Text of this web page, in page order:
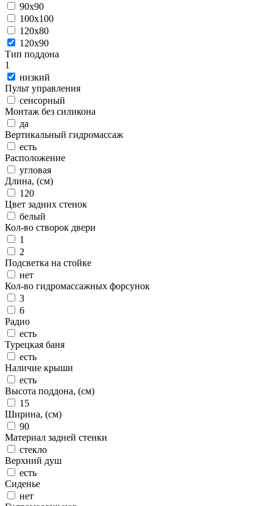
90x90
100x100
120x80
120x90
Тип поддона
1
низкий
Пульт управления
сенсорный
Монтаж без силикона
да
Вертикальный гидромассаж
есть
Расположение
угловая
Длина, (см)
120
Цвет задних стенок
белый
Кол-во створок двери
1
2
Подсветка на стойке
нет
Кол-во гидромассажных форсунок
3
6
Радио
есть
Турецкая баня
есть
Наличие крыши
есть
Высота поддона, (см)
15
Ширина, (см)
90
Материал задней стенки
стекло
Верхний душ
есть
Сиденье
нет